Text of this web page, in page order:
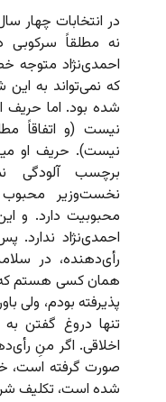
در انتخابات چهار
نه مطلقاً سرکوبی
احمدی‌نژاد متوجه
که نمی‌تواند به
شده بود. اما حریف
نیست (و اتفاقاً
نیست). حریف او
برچسب آلودگی
نخست‌وزیر
محبوبیت دارد. و
احمدی‌نژاد ندارد.
رأی‌دهنده، در
پذیرفته بودم، ولی
تنها دروغ گفتن
اخلاقی. اگر منِ
صورت گرفته است،
شده است، تکلیف